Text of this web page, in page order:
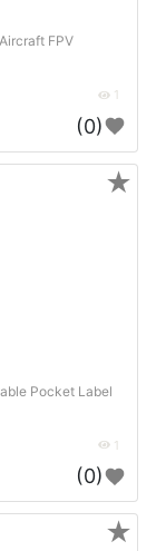
FPV
1
(0)
Pocket Label
1
(0)
★
★